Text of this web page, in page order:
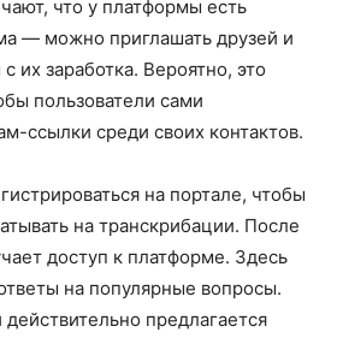
что у платформы есть
— можно приглашать друзей и
их заработка. Вероятно, это
пользователи сами
ссылки среди своих контактов.
на портале, чтобы
на транскрибации. После
доступ к платформе. Здесь
на популярные вопросы.
предлагается